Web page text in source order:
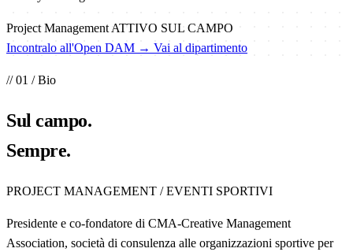
Project Management ATTIVO SUL CAMPO
Incontralo all'Open DAM → Vai al dipartimento
// 01 / Bio
Sulcampo.
Sempre.
PROJECT MANAGEMENT / EVENTI SPORTIVI
Presidente e co-fondatore di CMA-Creative Management
Association, società di consulenza alle organizzazioni sportive per